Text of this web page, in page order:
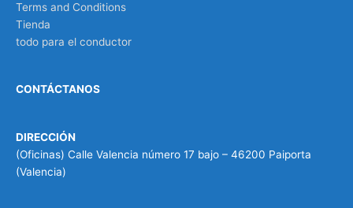
Terms and Conditions
Tienda
todo para el conductor
CONTÁCTANOS
DIRECCIÓN
(Oficinas) Calle Valencia número 17 bajo – 46200 Paiporta
(Valencia)